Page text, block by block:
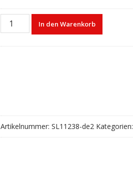
Laptop
akku
In den Warenkorb
Artikelnummer: SL11238-de2 Kategorien: